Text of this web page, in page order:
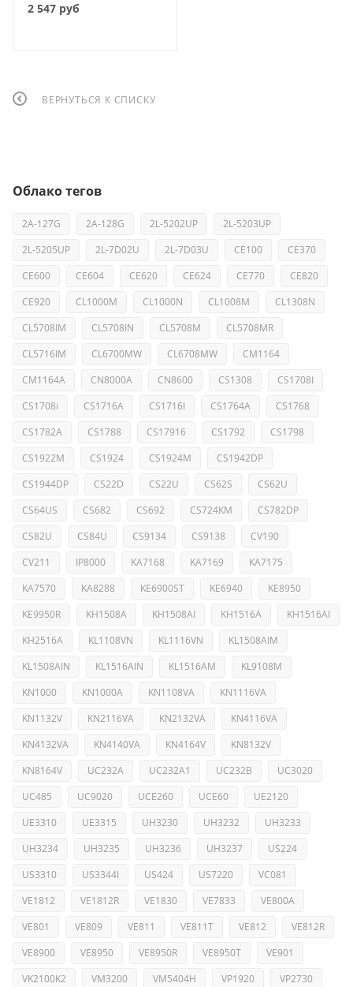
2 547 руб
ВЕРНУТЬСЯ К СПИСКУ
Облако тегов
2A-127G 2A-128G 2L-5202UP
2L-5203UP
2L-5205UP
2L-7D02U 2L-7D03U CE100
CE370
CE600
CE604 CE620 CE624 CE770
CE820
CE920
CL1000M CL1000N CL1008M
CL1308N
CL5708IM
CL5708IN CL5708M
CL5708MR
CL5716IM
CL6700MW CL6708MW
CM1164
CM1164A
CN8000A CN8600 CS1308
CS1708I
CS1708i
CS1716A CS1716I CS1764A
CS1768
CS1782A
CS1788 CS17916 CS1792
CS1798
CS1922M
CS1924 CS1924M
CS1942DP
CS1944DP
CS22D CS22U CS62S
CS62U
CS64US
CS682 CS692 CS724KM
CS782DP
CS82U
CS84U CS9134 CS9138
CV190
CV211
IP8000 KA7168 KA7169
KA7175
KA7570
KA8288 KE6900ST KE6940
KE8950
KE9950R
KH1508A KH1508AI KH1516A
KH1516AI
KH2516A
KL1108VN KL1116VN
KL1508AIM
KL1508AIN
KL1516AIN KL1516AM
KL9108M
KN1000
KN1000A KN1108VA
KN1116VA
KN1132V
KN2116VA KN2132VA
KN4116VA
KN4132VA
KN4140VA KN4164V
KN8132V
KN8164V
UC232A UC232A1 UC232B
UC3020
UC485
UC9020 UCE260 UCE60
UE2120
UE3310
UE3315 UH3230 UH3232
UH3233
UH3234
UH3235 UH3236 UH3237
US224
US3310
US3344I US424 US7220
VC081
VE1812
VE1812R VE1830 VE7833
VE800A
VE801
VE809 VE811 VE811T VE812
VE812R
VE8900
VE8950 VE8950R VE8950T
VE901
VK2100K2
VM3200 VM5404H VP1920
VP2730